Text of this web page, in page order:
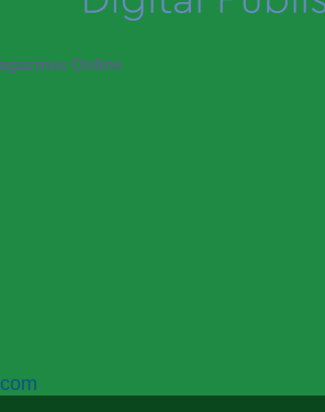
Online